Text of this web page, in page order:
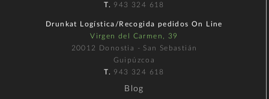
T. 943 324 618
Drunkat Logística/Recogida pedidos On Line
Virgen del Carmen, 39
20012 Donostia - San Sebastián
Guipúzcoa
T. 943 324 618
Blog